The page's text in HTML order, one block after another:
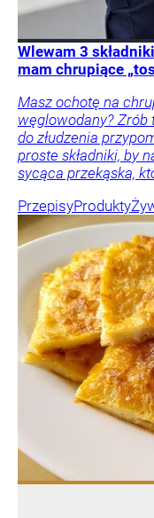
Wlewam 3
mam chrupiące
Masz ochotę na
węglowodany? Zrób
do złudzenia
proste składniki, by
sycąca przekąska,
PrzepisyProdukty